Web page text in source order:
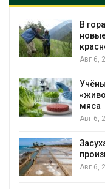
В горах
новые
Авг 6, 2026
Учёные
мяса
Авг 6, 2026
Засуха в
Авг 6, 2026